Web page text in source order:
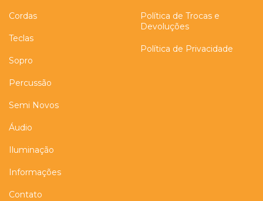
Cordas
Teclas
Sopro
Percussão
Semi Novos
Áudio
Iluminação
Informações
Contato
Política de Trocas e
Devoluções
Política de Privacidade